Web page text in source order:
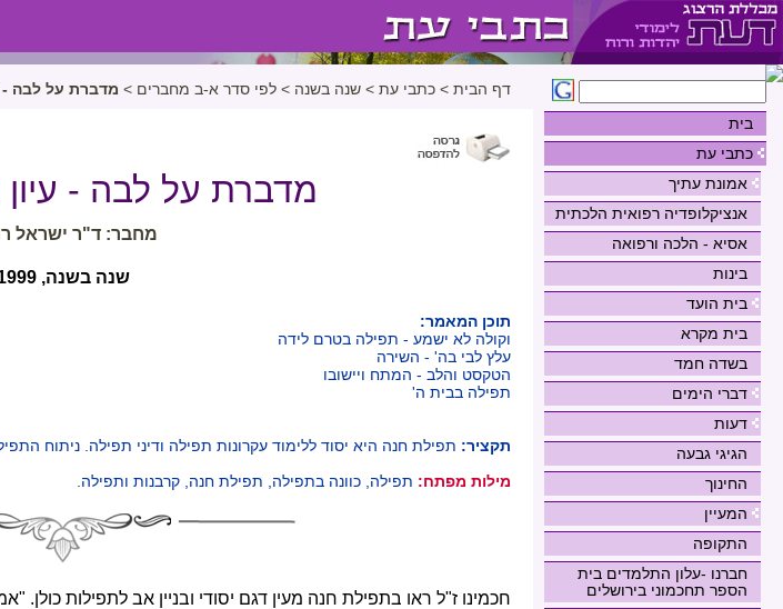
בית
כתבי עת
אמונת עתיך
אנציקלופדיה רפואית הלכתית
אסיא - הלכה ורפואה
בינות
בית הועד
בית מקרא
בשדה חמד
דברי הימים
דעות
הגיגי גבעה
החינוך
המעיין
התקופה
חברנו -עלון התלמדים בית
הספר תחכמוני בירושלים
דף הבית > כתבי עת > שנה בשנה > לפי סדר א-ב מחברים > מדברת על לבה -
מדברת על לבה -
מחבר: ד"ר ישראל
שנה בשנה, 1999
תוכן המאמר:
וקולה לא ישמע - תפילה בטרם לידה
עלץ לבי בה' - השירה
הטקסט והלב - המתח ויישובו
תפילה בבית ה'
תקציר: תפילת חנה היא יסוד ללימוד עקרונות תפילה ודיני תפילה. ניתוח
מילות מפתח: תפילה, כוונה בתפילה, תפילת חנה, קרבנות ותפילה.
חכמינו ז"ל ראו בתפילת חנה מעין דגם יסודי ובניין אב לתפילות